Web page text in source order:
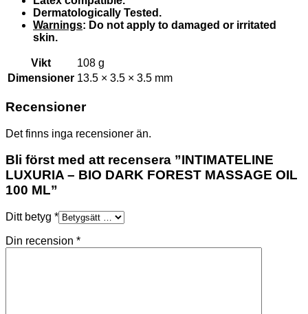
Dermatologically Tested.
Warnings: Do not apply to damaged or irritated
skin.
Vikt
108 g
Dimensioner 13.5 × 3.5 × 3.5 mm
Recensioner
Det finns inga recensioner än.
Bli först med att recensera ”INTIMATELINE
LUXURIA – BIO DARK FOREST MASSAGE OIL
100 ML”
Ditt betyg *
Din recension *